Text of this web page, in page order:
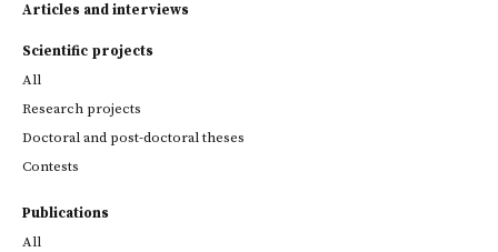
Articles and interviews
Scientific projects
All
Research projects
Doctoral and post-doctoral theses
Contests
Publications
All